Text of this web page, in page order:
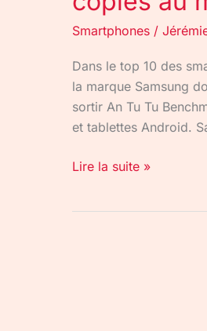
Smartphones /
Dans le top 10 des
la marque Samsung
sortir An Tu Tu
et tablettes Android.
Lire la suite »